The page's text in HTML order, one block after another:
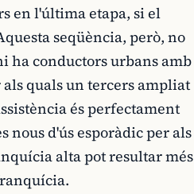
en l'última etapa, si el
seqüència, però, no
ha conductors urbans amb
quals un tercers ampliat
és perfectament
nous d'ús esporàdic per als
alta pot resultar més